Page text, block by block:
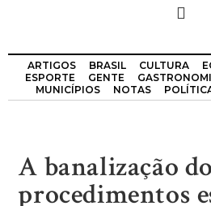
ARTIGOS BRASIL CULTURA
ESPORTE
GENTE
MUNICÍPIOS
NOTAS
A banalização
procedimentos